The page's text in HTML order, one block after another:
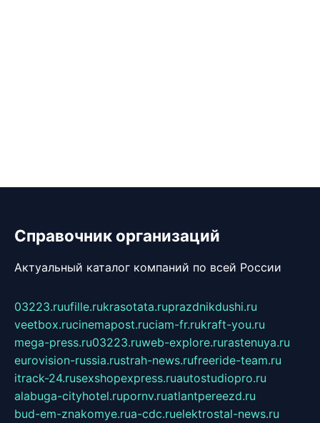
Справочник организаций
Актуальный каталог компаний по всей России
03223.ruufille.rukrasotata.ruprazdnikdushi.ru
veetbox.rucinemapost.ruciam-fr.rukraft-you.ru
mega-press.ru03223.ruweb-explore.rurastenuya.ru
eurovision-russia.rustrah-news.rufreeride-team.ru
itrack-24.rusexshopexpress.ruautostudiopro.ru
alabuga-cityhotel.rupornv.ruatlantpereezd.ru
bud-em-znakomye.rua-cdc.ruelektrostal-news.ru